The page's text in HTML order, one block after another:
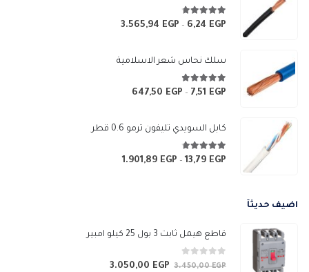
4.67 من 5
6,24 EGP
–
3.565,94 EGP
نطاق
منسلك نحاس شعر الاسلامية
4.83 من 5
7,51 EGP
–
647,50 EGP
من
خلال
كابل السويدي تليفون ترمو 0.6 قطر
4.67 من 5
13,79 EGP
–
1.901,89 EGP
اضيف حديثآ
قاطع هيمل ثابت 3 بول 25 كيلو امبير
0 من 53.450,00EGP
السعر3.050,00 EGP
السعر